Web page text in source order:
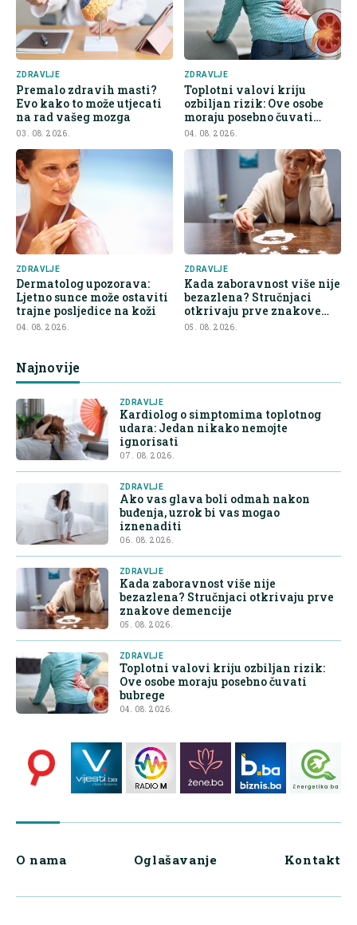
ZDRAVLJE
Premalo zdravih masti?
Evo kako to može utjecati
na rad vašeg mozga
03. 08. 2026.
ZDRAVLJE
Toplotni valovi kriju
ozbiljan rizik: Ove osobe
moraju posebno čuvati
bubrege
04. 08. 2026.
ZDRAVLJE
Dermatolog upozorava:
Ljetno sunce može ostaviti
trajne posljedice na koži
04. 08. 2026.
ZDRAVLJE
Kada zaboravnost više nije
bezazlena? Stručnjaci
otkrivaju prve znakove
demencije
05. 08. 2026.
Najnovije
ZDRAVLJE
Kardiolog o simptomima toplotnog
udara: Jedan nikako nemojte
ignorisati
07. 08. 2026.
ZDRAVLJE
Ako vas glava boli odmah nakon
buđenja, uzrok bi vas mogao
iznenaditi
06. 08. 2026.
ZDRAVLJE
Kada zaboravnost više nije
bezazlena? Stručnjaci otkrivaju prve
znakove demencije
05. 08. 2026.
ZDRAVLJE
Toplotni valovi kriju ozbiljan rizik:
Ove osobe moraju posebno čuvati
bubrege
04. 08. 2026.
O nama Oglašavanje Kontakt